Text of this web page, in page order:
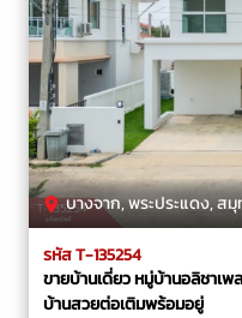
บางจาก, พระประแดง, สมุ
รหัส T-135254
ขายบ้านเดี่ยว หมู่บ้านอลิชาเ
บ้านสวยต่อเติมพร้อมอยู่